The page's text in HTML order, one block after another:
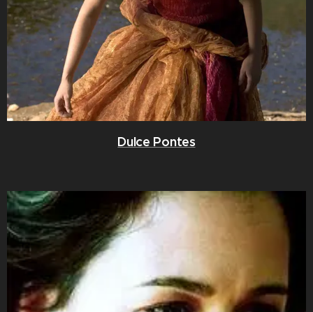
Dulce Pontes